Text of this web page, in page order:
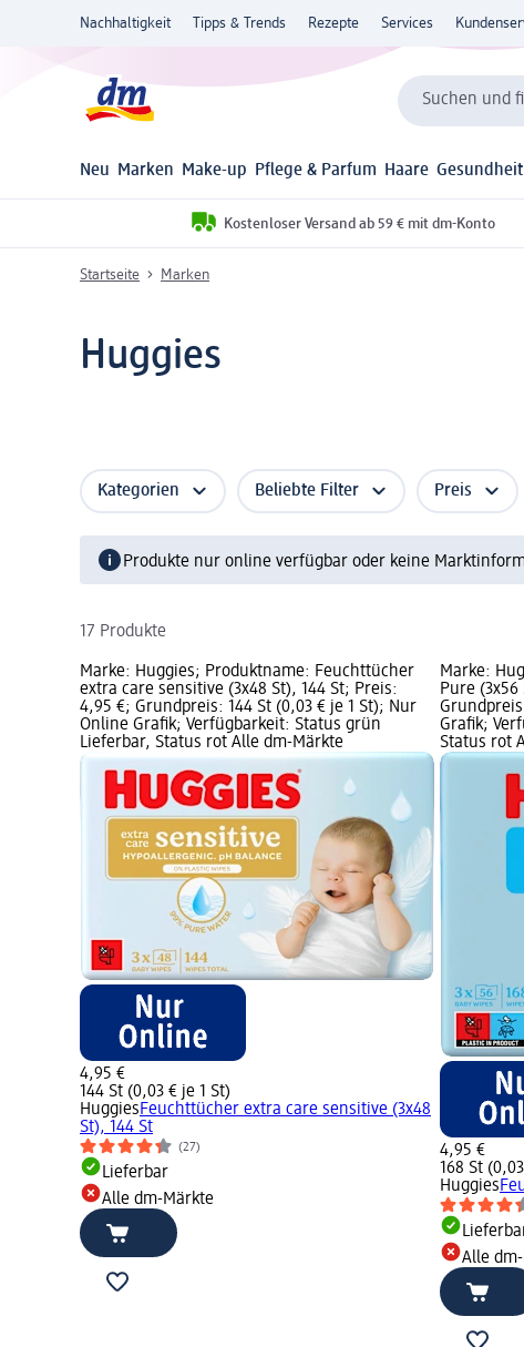
Nachhaltigkeit Tipps & Trends Rezepte Services
Suchen und
Neu Marken Make-up Pflege & Parfum Haare Gesundheit
Kostenloser Versand ab 59 € mit dm-Konto
Startseite Marken
Huggies
Kategorien Beliebte Filter Preis
Produkte nur online verfügbar oder keine
17 Produkte
Marke: Huggies; Produktname: Feuchttücher
extra care sensitive (3x48 St), 144 St; Preis:
4,95 €; Grundpreis: 144 St (0,03 € je 1 St); Nur
Online Grafik; Verfügbarkeit: Status grün
Lieferbar, Status rot Alle dm-Märkte
4,95 €
144 St (0,03 € je 1 St)
HuggiesFeuchttücher extra care sensitive (3x48
St), 144 St
(27)
Lieferbar
Alle dm-Märkte
Marke:
Pure
Grafik;
Status rot
4,95 €
168 St
Huggies
Alle